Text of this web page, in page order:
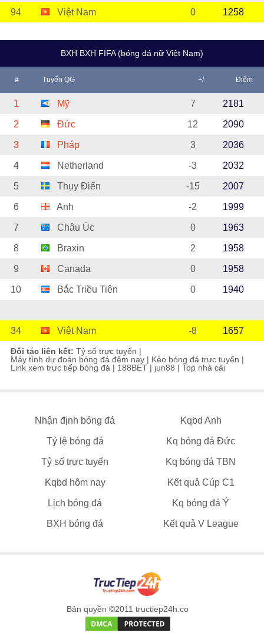
94 Việt Nam 0 1258
BXH BXH FIFA (bóng đá nữ Việt Nam)
# Tuyển QG +/- Điểm
1 Mỹ 7 2181
2 Đức 12 2090
3 Pháp 3 2036
4 Netherland -3 2032
5 Thụy Điển -15 2007
6 Anh -2 1999
7 Châu Úc 0 1963
8 Braxin 2 1958
9 Canada 0 1958
10 Bắc Triều Tiên 0 1940
34 Việt Nam -8 1657
Đối tác liên kết: Tỷ số trực tuyến |
Máy tính dự đoán bóng đá đêm nay | Kèo bóng đá trực tuyến |
Link xem trực tiếp bóng đá | 188BET | jun88 | Top nhà cái
Nhận định bóng đá Kqbd Anh
Tỷ lệ bóng đá Kq bóng đá Đức
Tỷ số trực tuyến Kq bóng đá TBN
Kqbd hôm nay Kết quả Cúp C1
Lịch bóng đá Kq bóng đá Ý
BXH bóng đá Kết quả V League
Bản quyền ©2011 tructiep24h.co